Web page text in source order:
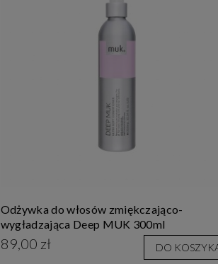
Odżywka do włosów zmiękczająco-
wygładzająca Deep MUK 300ml
89,00 zł DO